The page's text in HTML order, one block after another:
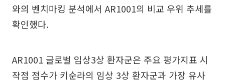
와의 벤치마킹 분석에서 AR1001의 비교 우위 추세를
확인했다.
AR1001 글로벌 임상3상 환자군은 주요 평가지표 시
작점 점수가 키순라의 임상 3상 환자군과 가장 유사